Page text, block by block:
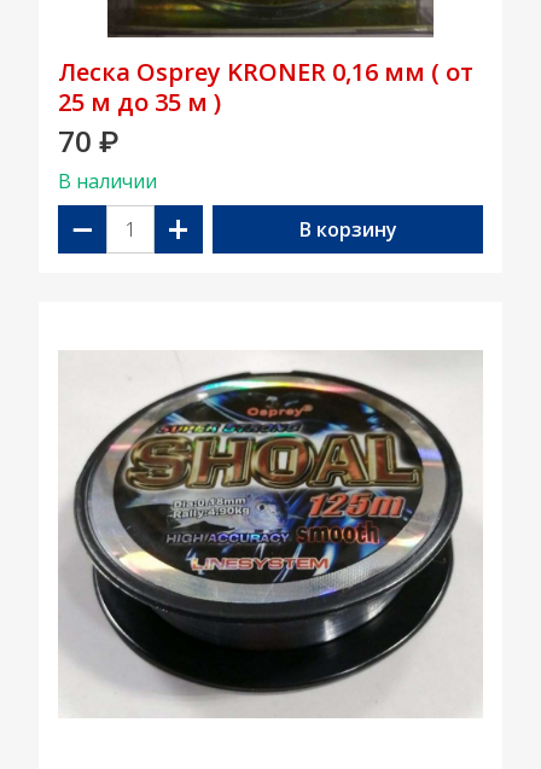
Леска Osprey KRONER 0,16 мм ( от
25 м до 35 м )
70 ₽
В наличии
− + В корзину